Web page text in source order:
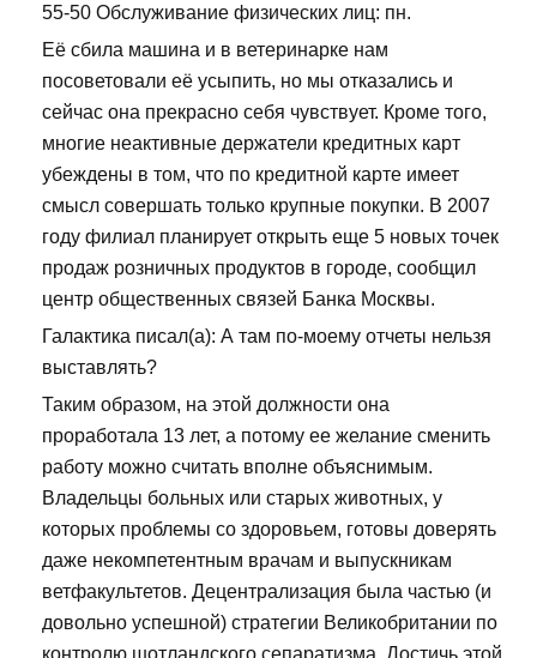
55-50 Обслуживание физических лиц: пн.
Её сбила машина и в ветеринарке нам
посоветовали её усыпить, но мы отказались и
сейчас она прекрасно себя чувствует. Кроме того,
многие неактивные держатели кредитных карт
убеждены в том, что по кредитной карте имеет
смысл совершать только крупные покупки. В 2007
году филиал планирует открыть еще 5 новых точек
продаж розничных продуктов в городе, сообщил
центр общественных связей Банка Москвы.
Галактика писал(а): А там по-моему отчеты нельзя
выставлять?
Таким образом, на этой должности она
проработала 13 лет, а потому ее желание сменить
работу можно считать вполне объяснимым.
Владельцы больных или старых животных, у
которых проблемы со здоровьем, готовы доверять
даже некомпетентным врачам и выпускникам
ветфакультетов. Децентрализация была частью (и
довольно успешной) стратегии Великобритании по
контролю шотландского сепаратизма. Достичь этой